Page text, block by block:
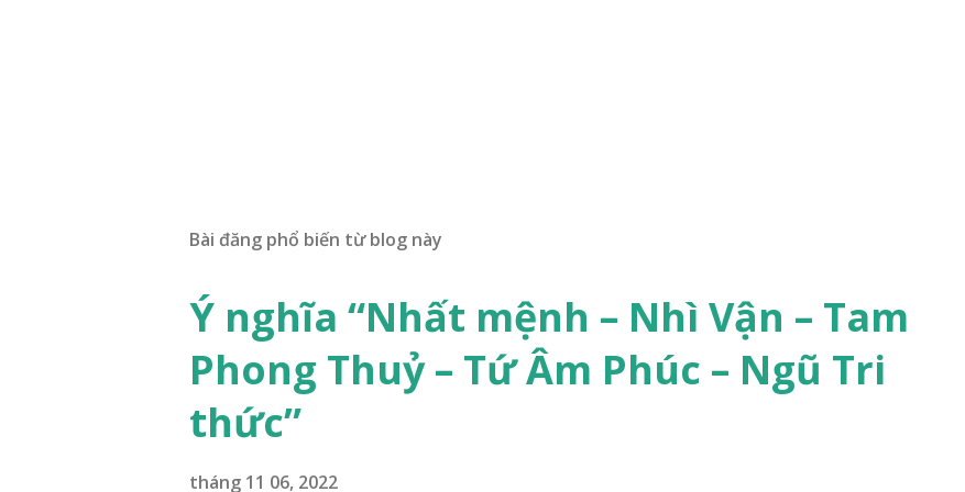
Bài đăng phổ biến từ blog này
Ý nghĩa “Nhất mệnh – Nhì Vận – Tam
Phong Thuỷ – Tứ Âm Phúc – Ngũ Tri
thức”
tháng 11 06, 2022